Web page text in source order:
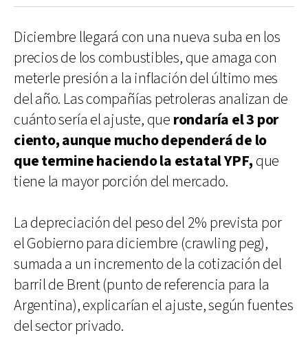
Diciembre llegará con una nueva suba en los
precios de los combustibles, que amaga con
meterle presión a la inflación del último mes
del año. Las compañías petroleras analizan de
cuánto sería el ajuste, que rondaría el 3 por
ciento, aunque mucho dependerá de lo
que termine haciendo la estatal YPF,que
tiene la mayor porción del mercado.
La depreciación del peso del 2% prevista por
el Gobierno para diciembre (crawling peg),
sumada a un incremento de la cotización del
barril de Brent (punto de referencia para la
Argentina), explicarían el ajuste, según fuentes
del sector privado.